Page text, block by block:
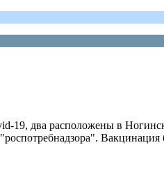
19, два расположены в